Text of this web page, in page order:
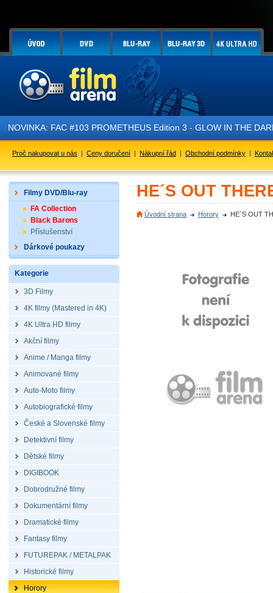
NOVINKA: FAC #103 PROMETHEUS Edition 3 - GLOW IN THE
Proč nakupovat u nás | Ceny doručení | Nákupní řád | Obchodní podmínky |
Filmy DVD/Blu-ray
FA Collection
Black Barons
Příslušenství
Dárkové poukazy
Kategorie
3D Filmy
4K filmy (Mastered in 4K)
4K Ultra HD filmy
Akční filmy
Anime / Manga filmy
Animované filmy
Auto-Moto filmy
Autobiografické filmy
České a Slovenské filmy
Detektivní filmy
Dětské filmy
DIGIBOOK
Dobrodružné filmy
Dokumentární filmy
Dramatické filmy
Fantasy filmy
FUTUREPAK / METALPAK
Historické filmy
Horory
HE´S OUT
Úvodní strana Horory HE´S OUT